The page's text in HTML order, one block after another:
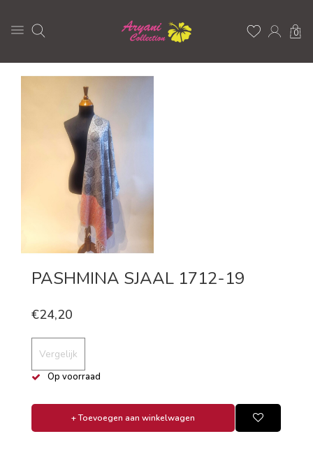
0
PASHMINA SJAAL 1712-19
€24,20
Vergelijk
Op voorraad
+ Toevoegen aan winkelwagen